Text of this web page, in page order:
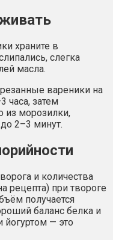
храните в
слегка
масла.
вареники на
часа, затем
из морозилки,
2–3 минут.
и количества
рецепта) при твороге
получается
баланс белка и
йогуртом — это